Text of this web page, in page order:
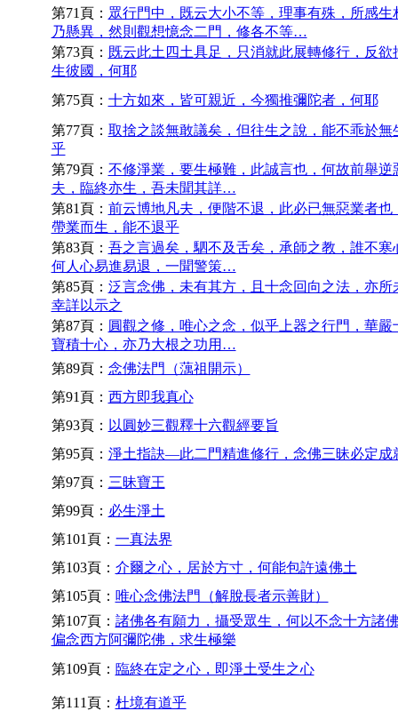
第71頁： 眾行門中，既云大小不等，理事有殊，所感生
乃懸異，然則觀想憶念二門，修各不等…
第73頁： 既云此土四土具足，只消就此展轉修行，反欲
生彼國，何耶
第75頁： 十方如來，皆可親近，今獨推彌陀者，何耶
第77頁： 取捨之談無敢議矣，但往生之說，能不乖於無
乎
第79頁： 不修淨業，要生極難，此誠言也，何故前舉逆
夫，臨終亦生，吾未聞其詳…
第81頁： 前云博地凡夫，便階不退，此必已無惡業者也
帶業而生，能不退乎
第83頁： 吾之言過矣，駟不及舌矣，承師之教，誰不寒
何人心易進易退，一聞警策…
第85頁： 泛言念佛，未有其方，且十念回向之法，亦所
幸詳以示之
第87頁： 圓觀之修，唯心之念，似乎上器之行門，華嚴
寶積十心，亦乃大根之功用…
第89頁： 念佛法門（蕅祖開示）
第91頁： 西方即我真心
第93頁： 以圓妙三觀釋十六觀經要旨
第95頁： 淨土指訣—此二門精進修行，念佛三昧必定成
第97頁： 三昧寶王
第99頁： 必生淨土
第101頁： 一真法界
第103頁： 介爾之心，居於方寸，何能包許遠佛土
第105頁： 唯心念佛法門（解脫長者示善財）
第107頁： 諸佛各有願力，攝受眾生，何以不念十方諸
偏念西方阿彌陀佛，求生極樂
第109頁： 臨終在定之心，即淨土受生之心
第111頁： 杜境有道乎